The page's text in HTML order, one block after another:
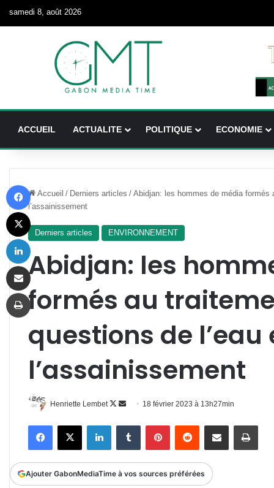
samedi 8, août 2026
ACCUEIL ACTUALITE POLITIQUE ECONOMIE
Accueil / Derniers articles / Abidjan: les hommes de média formés
l’assainissement
Derniers articles ENVIRONNEMENT
Abidjan: les
formés au
questions de l’eau
l’assainissement
Henriette Lembet
Follow
Envoyer
courriel
18 février 2023 à 13h27min
FacebookX LinkedinTumblr PinterestReddit Partager par email
Ajouter GabonMediaTime à vos sources préférées
X
Linkedin
Partager par email
Imprimer